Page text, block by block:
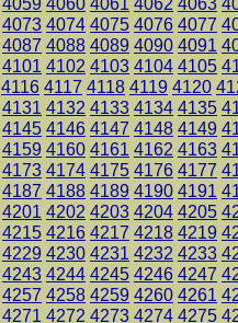
4073 4074 4075 4076 4077
4087 4088 4089 4090 4091
4101 4102 4103 4104 4105
4116 4117 4118 4119 4120
4131 4132 4133 4134 4135
4145 4146 4147 4148 4149
4159 4160 4161 4162 4163
4173 4174 4175 4176 4177
4187 4188 4189 4190 4191
4201 4202 4203 4204 4205
4215 4216 4217 4218 4219
4229 4230 4231 4232 4233
4243 4244 4245 4246 4247
4257 4258 4259 4260 4261
4271 4272 4273 4274 4275